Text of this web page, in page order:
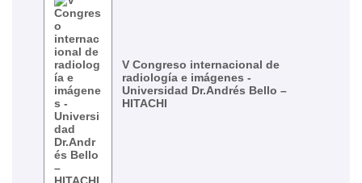
V Congreso internacional de
radiología e imágenes -
Universidad Dr.Andrés Bello –
HITACHI